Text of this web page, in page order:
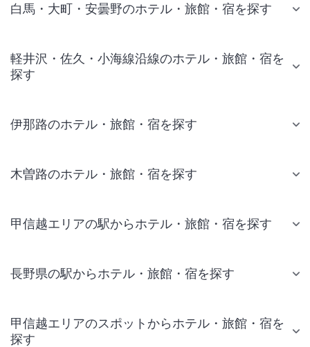
白馬・大町・安曇野のホテル・旅館・宿を探す
軽井沢・佐久・小海線沿線のホテル・旅館・宿を
探す
伊那路のホテル・旅館・宿を探す
木曽路のホテル・旅館・宿を探す
甲信越エリアの駅からホテル・旅館・宿を探す
長野県の駅からホテル・旅館・宿を探す
甲信越エリアのスポットからホテル・旅館・宿を
探す